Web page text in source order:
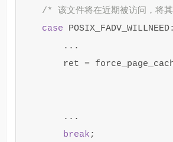
/* 该文件将在近期被访问，将
case
POSIX_FADV_WILLNEED:
...
ret =
...
break ;